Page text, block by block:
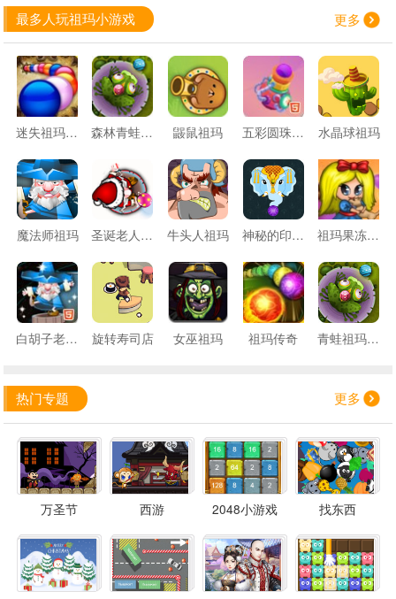
最多人玩祖玛小游戏 更多
迷失祖玛挑战 森林青蛙祖玛 鼹鼠祖玛 五彩圆珠祖玛 水晶球祖玛
魔法师祖玛 圣诞老人祖玛 牛头人祖玛 神秘的印度祖玛 祖玛果冻乐园
白胡子老头祖玛 旋转寿司店 女巫祖玛 祖玛传奇 青蛙祖玛游戏
热门专题 更多
万圣节 西游 2048小游戏 找东西